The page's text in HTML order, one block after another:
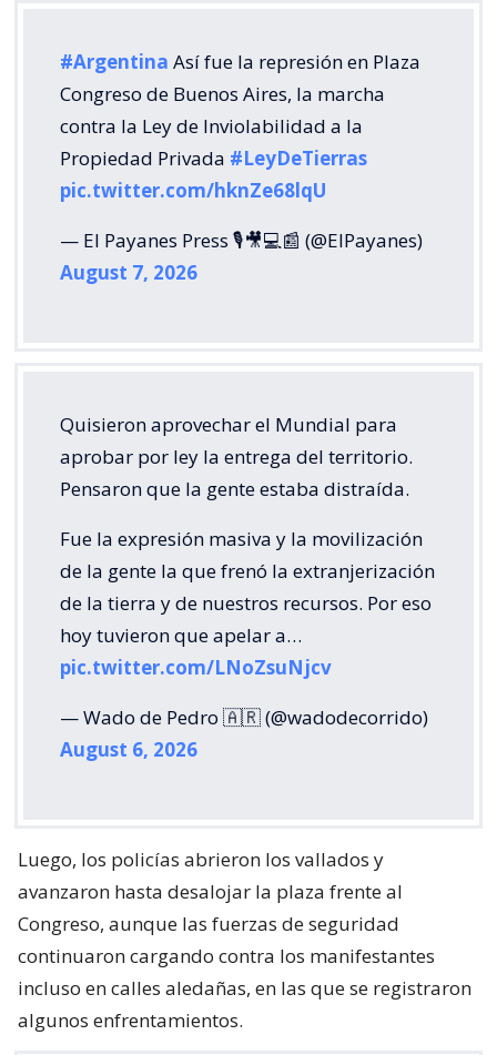
#Argentina Así fue la represión en Plaza
Congreso de Buenos Aires, la marcha
contra la Ley de Inviolabilidad a la
Propiedad Privada #LeyDeTierras
pic.twitter.com/hknZe68lqU
— El Payanes Press 🎙️🎥💻📰 (@ElPayanes)
August 7, 2026
Quisieron aprovechar el Mundial para
aprobar por ley la entrega del territorio.
Pensaron que la gente estaba distraída.
Fue la expresión masiva y la movilización
de la gente la que frenó la extranjerización
de la tierra y de nuestros recursos. Por eso
hoy tuvieron que apelar a…
pic.twitter.com/LNoZsuNjcv
— Wado de Pedro 🇦🇷 (@wadodecorrido)
August 6, 2026
Luego, los policías abrieron los vallados y
avanzaron hasta desalojar la plaza frente al
Congreso, aunque las fuerzas de seguridad
continuaron cargando contra los manifestantes
incluso en calles aledañas, en las que se registraron
algunos enfrentamientos.